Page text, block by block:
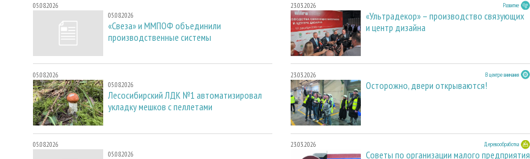
05.08.2026
05.08.2026
«Свеза» и ММПОФ объединили
производственные системы
05.08.2026
05.08.2026
Лесосибирский ЛДК №1 автоматизировал
укладку мешков с пеллетами
05.08.2026
05.08.2026
23.03.2026 Развитие
«Ультрадекор» – производство связующих
и центр дизайна
23.03.2026 В центре внимания
Осторожно, двери открываются!
23.03.2026 Деревообработка
Советы по организации малого предприятия